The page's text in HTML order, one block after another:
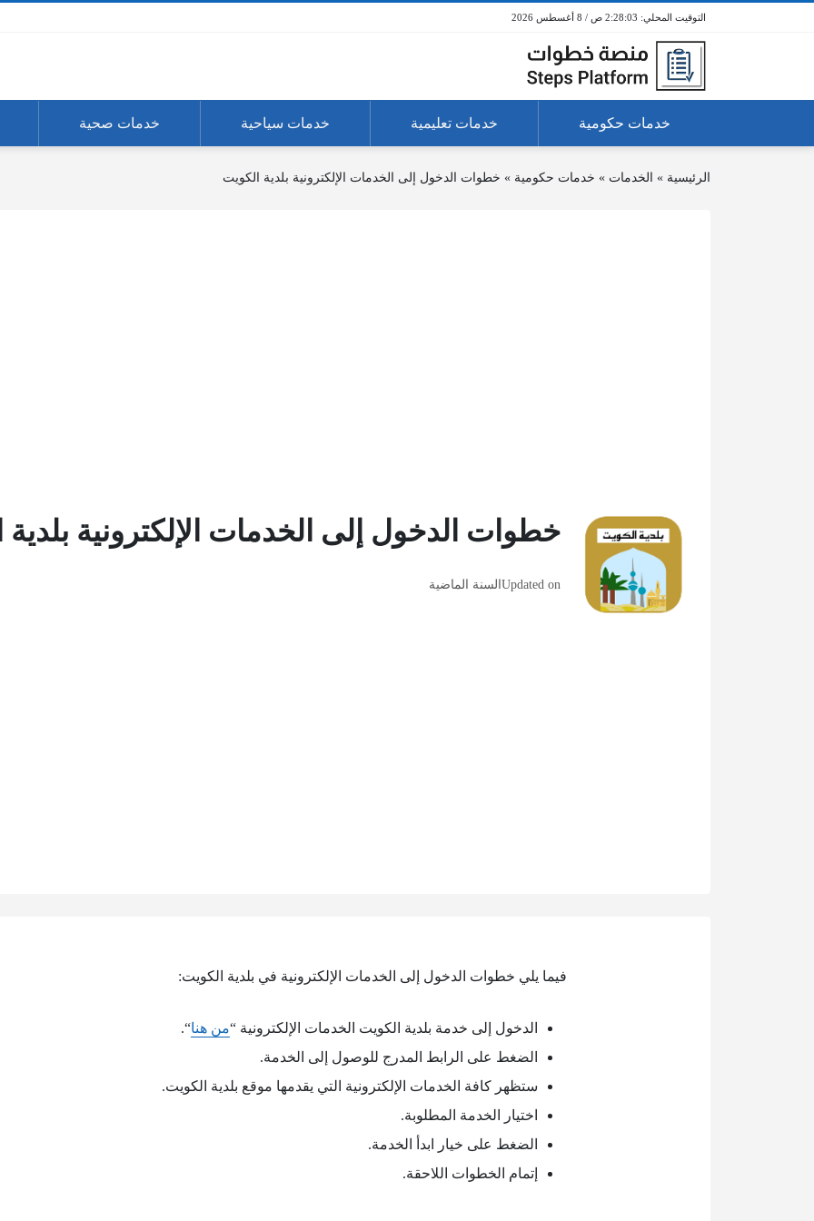
2:28:03 ص / 8 أغسطس 2026
خدمات حكومية خدمات تعليمية خدمات سياحية خدمات صحية
الرئيسية » الخدمات » خدمات حكومية » خطوات الدخول إلى الخدمات الإلكترونية بلدية الكويت
خطوات الدخول إلى الخدمات الإلكترونية
Updated onالسنة الماضية
فيما يلي خطوات الدخول إلى الخدمات الإلكترونية في بلدية الكويت:
الدخول إلى خدمة بلدية الكويت الخدمات الإلكترونية “من هنا“.
الضغط على الرابط المدرج للوصول إلى الخدمة.
ستظهر كافة الخدمات الإلكترونية التي يقدمها موقع بلدية الكويت.
اختيار الخدمة المطلوبة.
الضغط على خيار ابدأ الخدمة.
إتمام الخطوات اللاحقة.